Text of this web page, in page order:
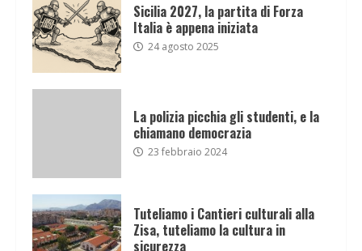
Sicilia 2027, la partita di Forza
Italia è appena iniziata
24 agosto 2025
La polizia picchia gli studenti, e la
chiamano democrazia
23 febbraio 2024
Tuteliamo i Cantieri culturali alla
Zisa, tuteliamo la cultura in
sicurezza